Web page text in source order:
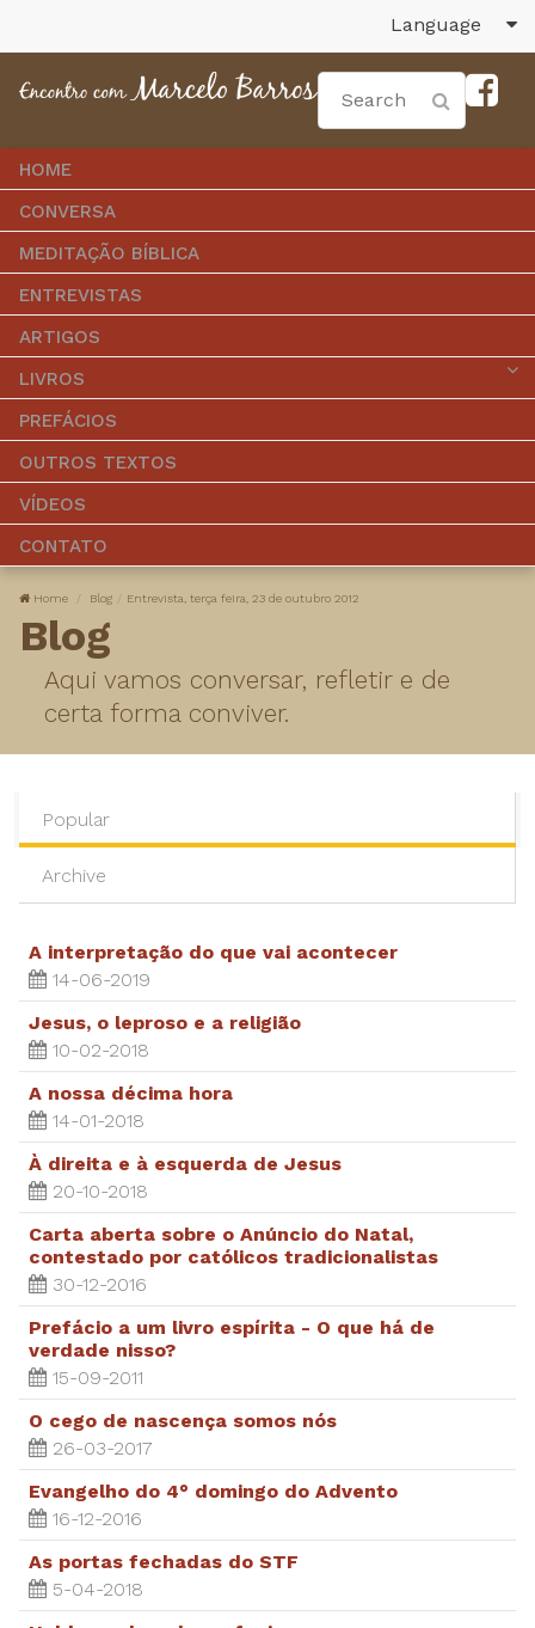
Language
HOME
CONVERSA
MEDITAÇÃO BÍBLICA
ENTREVISTAS
ARTIGOS
LIVROS
PREFÁCIOS
OUTROS TEXTOS
VÍDEOS
CONTATO
Home Blog ​Entrevista, terça feira, 23 de outubro 2012
Blog
Aqui vamos conversar, refletir e de
certa forma conviver.
Popular
Archive
A interpretação do que vai acontecer
14-06-2019
Jesus, o leproso e a religião
10-02-2018
A nossa décima hora
14-01-2018
À direita e à esquerda de Jesus
20-10-2018
Carta aberta sobre o Anúncio do Natal,
contestado por católicos tradicionalistas
30-12-2016
Prefácio a um livro espírita - O que há de
verdade nisso?
15-09-2011
O cego de nascença somos nós
26-03-2017
Evangelho do 4° domingo do Advento
16-12-2016
As portas fechadas do STF
5-04-2018